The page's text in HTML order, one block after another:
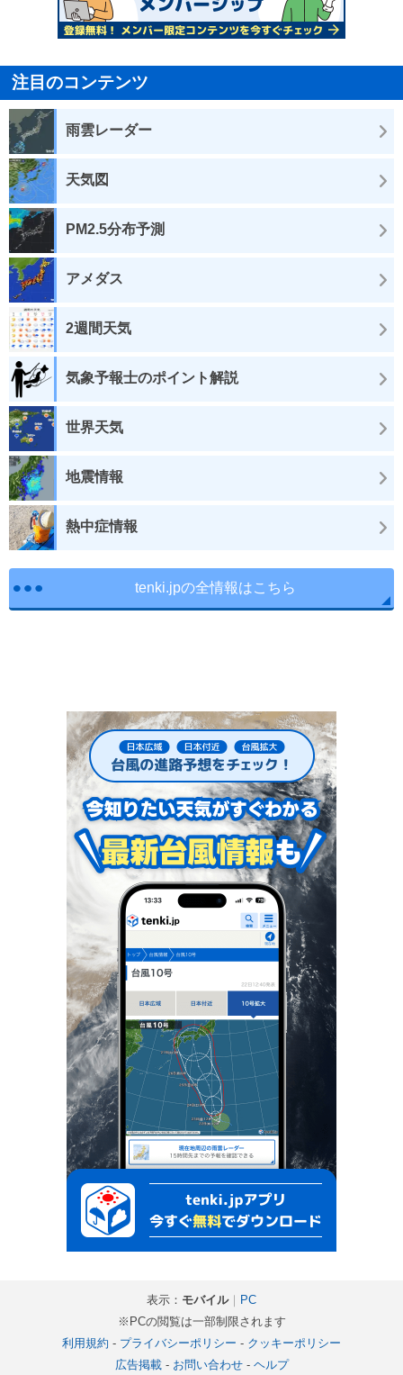
注目のコンテンツ
雨雲レーダー
天気図
PM2.5分布予測
アメダス
2週間天気
気象予報士のポイント解説
世界天気
地震情報
熱中症情報
tenki.jpの全情報はこちら
表示： モバイル｜ PC
※PCの閲覧は一部制限されます
利用規約 - プライバシーポリシー - クッキーポリシー
広告掲載- お問い合わせ- ヘルプ